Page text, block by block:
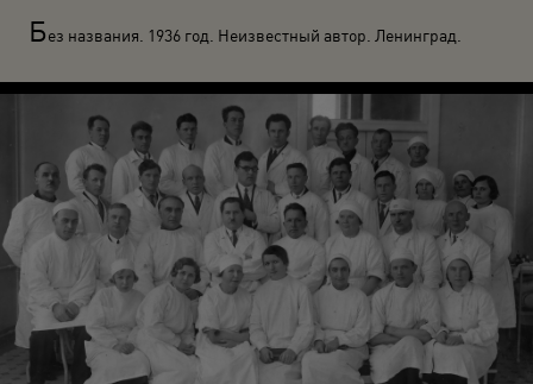
Без названия. 1936 год. Неизвестный автор. Ленинград.